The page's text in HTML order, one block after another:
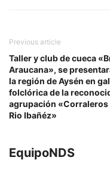
Previous article
Taller y club de cueca
Araucana», se
la región de Aysén en
folclórica de la
agrupación «Corraleros
Rio Ibañéz»
EquipoNDS